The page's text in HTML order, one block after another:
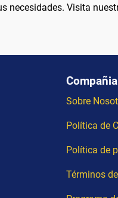
necesidades. Visita
Compañia
Sobre
Política de
Política de
Términos